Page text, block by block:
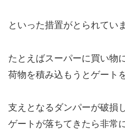
といった措置がとられてい
たとえばスーパーに買い物
荷物を積み込もうとゲート
支えとなるダンパーが破損
ゲートが落ちてきたら非常